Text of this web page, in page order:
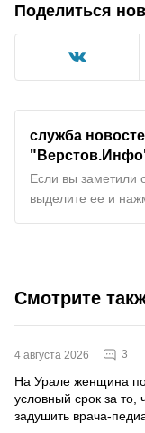
Поделиться
служба
Если вы заметили
выделите ее и
Смотрите
4 августа 2026 3
На Урале женщина
условный срок за то,
задушить врача-